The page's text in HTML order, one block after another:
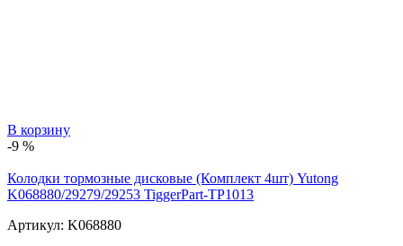
В корзину
-9 %
Колодки тормозные дисковые (Комплект 4шт) Yutong
K068880/29279/29253 TiggerPart-TP1013
Артикул: K068880